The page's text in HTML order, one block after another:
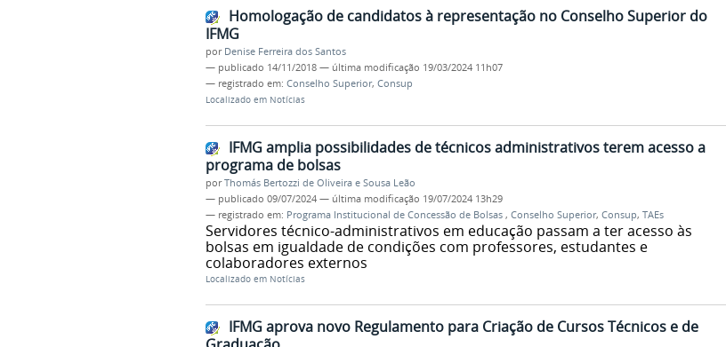
Homologação de candidatos à representação no Conselho Superior do
IFMG
por Denise Ferreira dos Santos
— publicado 14/11/2018 — última modificação 19/03/2024 11h07
— registrado em: Conselho Superior, Consup
Localizado em Notícias
IFMG amplia possibilidades de técnicos administrativos terem acesso a
programa de bolsas
porThomás Bertozzi de Oliveira e Sousa Leão
— publicado 09/07/2024 — última modificação 19/07/2024 13h29
— registrado em: Programa Institucional de Concessão de Bolsas , Conselho Superior, Consup, TAEs
Servidores técnico-administrativos em educação passam a ter acesso às
bolsas em igualdade de condições com professores, estudantes e
colaboradores externos
Localizado em Notícias
IFMG aprova novo Regulamento para Criação de Cursos Técnicos e de